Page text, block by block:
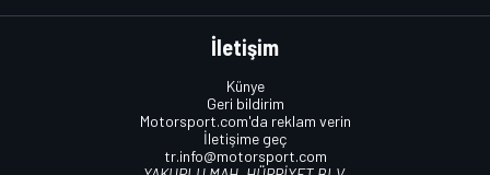
İletişim
Künye
Geri bildirim
Motorsport.com'da reklam verin
İletişime geç
tr.info@motorsport.com